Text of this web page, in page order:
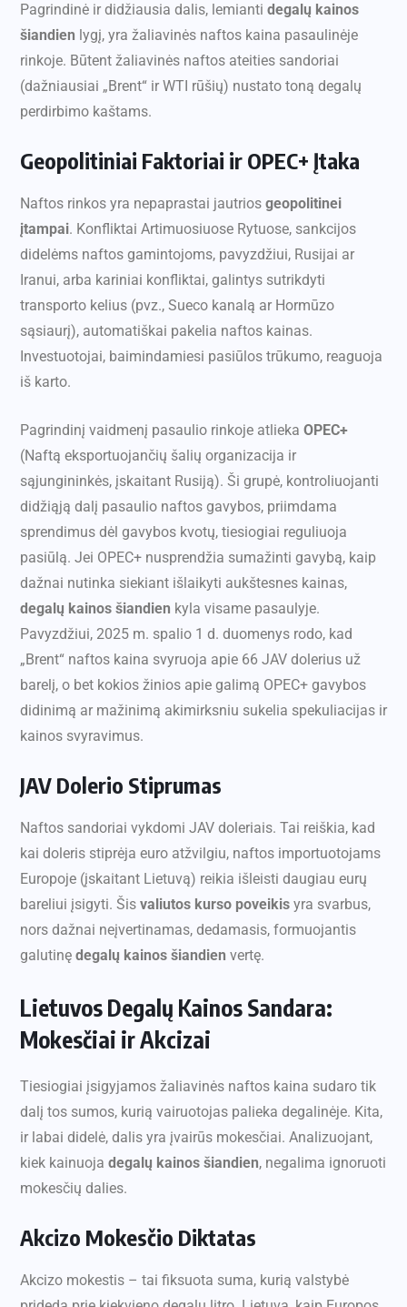
Pagrindinė ir didžiausia dalis, lemianti degalų kainos
šiandien lygį, yra žaliavinės naftos kaina pasaulinėje
rinkoje. Būtent žaliavinės naftos ateities sandoriai
(dažniausiai „Brent“ ir WTI rūšių) nustato toną degalų
perdirbimo kaštams.
Geopolitiniai Faktoriai ir OPEC+ Įtaka
Naftos rinkos yra nepaprastai jautrios geopolitinei
įtampai. Konfliktai Artimuosiuose Rytuose, sankcijos
didelėms naftos gamintojoms, pavyzdžiui, Rusijai ar
Iranui, arba kariniai konfliktai, galintys sutrikdyti
transporto kelius (pvz., Sueco kanalą ar Hormūzo
sąsiaurį), automatiškai pakelia naftos kainas.
Investuotojai, baimindamiesi pasiūlos trūkumo, reaguoja
iš karto.
Pagrindinį vaidmenį pasaulio rinkoje atlieka OPEC+
(Naftą eksportuojančių šalių organizacija ir
sąjungininkės, įskaitant Rusiją). Ši grupė, kontroliuojanti
didžiąją dalį pasaulio naftos gavybos, priimdama
sprendimus dėl gavybos kvotų, tiesiogiai reguliuoja
pasiūlą. Jei OPEC+ nusprendžia sumažinti gavybą, kaip
dažnai nutinka siekiant išlaikyti aukštesnes kainas,
degalų kainos šiandien kyla visame pasaulyje.
Pavyzdžiui, 2025 m. spalio 1 d. duomenys rodo, kad
„Brent“ naftos kaina svyruoja apie 66 JAV dolerius už
barelį, o bet kokios žinios apie galimą OPEC+ gavybos
didinimą ar mažinimą akimirksniu sukelia spekuliacijas ir
kainos svyravimus.
JAV Dolerio Stiprumas
Naftos sandoriai vykdomi JAV doleriais. Tai reiškia, kad
kai doleris stiprėja euro atžvilgiu, naftos importuotojams
Europoje (įskaitant Lietuvą) reikia išleisti daugiau eurų
bareliui įsigyti. Šis valiutos kurso poveikis yra svarbus,
nors dažnai neįvertinamas, dedamasis, formuojantis
galutinę degalų kainos šiandien vertę.
Lietuvos Degalų Kainos Sandara:
Mokesčiai ir Akcizai
Tiesiogiai įsigyjamos žaliavinės naftos kaina sudaro tik
dalį tos sumos, kurią vairuotojas palieka degalinėje. Kita,
ir labai didelė, dalis yra įvairūs mokesčiai. Analizuojant,
kiek kainuoja degalų kainos šiandien, negalima ignoruoti
mokesčių dalies.
Akcizo Mokesčio Diktatas
Akcizo mokestis – tai fiksuota suma, kurią valstybė